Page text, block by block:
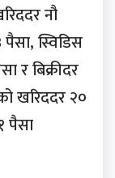
नौ
स्विडिस
र बिक्रीदर
खरिददर २०
पैसा